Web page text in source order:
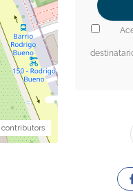
contributors